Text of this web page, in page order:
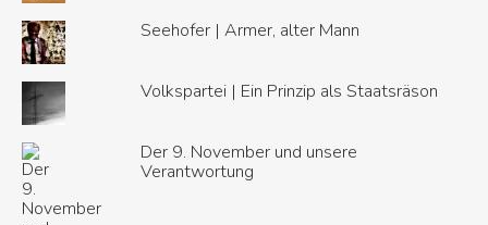
Seehofer | Armer, alter Mann
Volkspartei | Ein Prinzip als Staatsräson
Der 9. November und unsere
Verantwortung